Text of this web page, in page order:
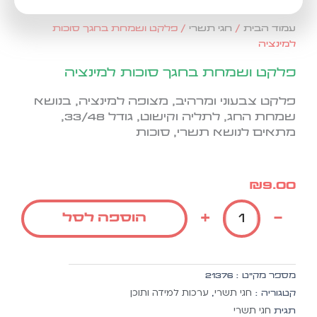
עמוד הבית/חגי תשרי/ פלקט ושמחת בחגך סוכות
למינציה
פלקט ושמחת בחגך סוכות למינציה
פלקט צבעוני ומרהיב, מצופה למינציה, בנושא
שמחת החג, לתליה וקישוט, גודל 33/48,
מתאים לנושא תשרי, סוכות
₪9.00
כמות
של
פלקט
הוספה לסל
מספר מק״ט :21376
קטגוריה : חגי תשרי,ערכות למידה ותוכן
תגית חגי תשרי